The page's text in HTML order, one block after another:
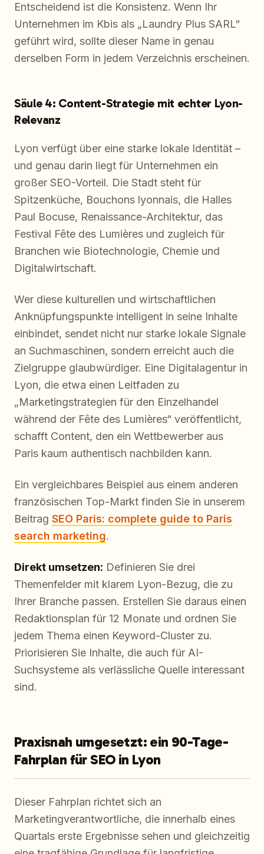
Entscheidend ist die Konsistenz. Wenn Ihr
Unternehmen im Kbis als „Laundry Plus SARL“
geführt wird, sollte dieser Name in genau
derselben Form in jedem Verzeichnis erscheinen.
Säule 4: Content-Strategie mit echter Lyon-
Relevanz
Lyon verfügt über eine starke lokale Identität –
und genau darin liegt für Unternehmen ein
großer SEO-Vorteil. Die Stadt steht für
Spitzenküche, Bouchons lyonnais, die Halles
Paul Bocuse, Renaissance-Architektur, das
Festival Fête des Lumières und zugleich für
Branchen wie Biotechnologie, Chemie und
Digitalwirtschaft.
Wer diese kulturellen und wirtschaftlichen
Anknüpfungspunkte intelligent in seine Inhalte
einbindet, sendet nicht nur starke lokale Signale
an Suchmaschinen, sondern erreicht auch die
Zielgruppe glaubwürdiger. Eine Digitalagentur in
Lyon, die etwa einen Leitfaden zu
„Marketingstrategien für den Einzelhandel
während der Fête des Lumières“ veröffentlicht,
schafft Content, den ein Wettbewerber aus
Paris kaum authentisch nachbilden kann.
Ein vergleichbares Beispiel aus einem anderen
französischen Top-Markt finden Sie in unserem
Beitrag SEO Paris: complete guide to Paris
search marketing.
Direkt umsetzen: Definieren Sie drei
Themenfelder mit klarem Lyon-Bezug, die zu
Ihrer Branche passen. Erstellen Sie daraus einen
Redaktionsplan für 12 Monate und ordnen Sie
jedem Thema einen Keyword-Cluster zu.
Priorisieren Sie Inhalte, die auch für AI-
Suchsysteme als verlässliche Quelle interessant
sind.
Praxisnah umgesetzt: ein 90-Tage-
Fahrplan für SEO in Lyon
Dieser Fahrplan richtet sich an
Marketingverantwortliche, die innerhalb eines
Quartals erste Ergebnisse sehen und gleichzeitig